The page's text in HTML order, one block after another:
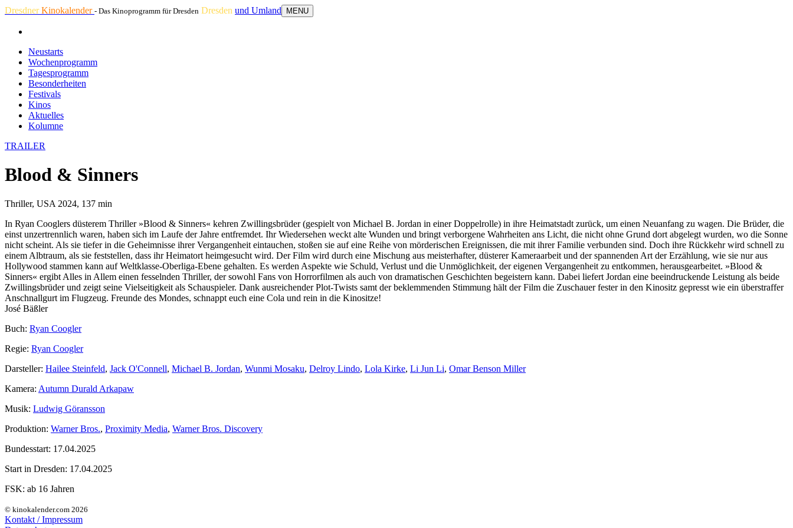
DresdnerKinokalender - Das Kinoprogramm für Dresden Dresden und Umland MENU
Neustarts
Wochenprogramm
Tagesprogramm
Besonderheiten
Festivals
Kinos
Aktuelles
Kolumne
TRAILER
Blood & Sinners
Thriller, USA 2024, 137 min
In Ryan Cooglers düsterem Thriller »Blood & Sinners« kehren Zwillingsbrüder (gespielt von Michael B. Jordan in einer Doppelrolle) in ihre Heimatstadt zurück, um einen Neuanfang zu wagen. Die Brüder, die
einst unzertrennlich waren, haben sich im Laufe der Jahre entfremdet. Ihr Wiedersehen weckt alte Wunden und bringt verborgene Wahrheiten ans Licht, die nicht ohne Grund dort abgelegt wurden, wo die Sonne
nicht scheint. Als sie tiefer in die Geheimnisse ihrer Vergangenheit eintauchen, stoßen sie auf eine Reihe von mörderischen Ereignissen, die mit ihrer Familie verbunden sind. Doch ihre Rückkehr wird schnell zu
einem Albtraum, als sie feststellen, dass ihr Heimatort heimgesucht wird. Der Film wird durch eine Mischung aus meisterhafter, düsterer Kameraarbeit und der spannenden Art der Erzählung, wie sie nur aus
Hollywood stammen kann auf Weltklasse-Oberliga-Ebene gehalten. Es werden Aspekte wie Schuld, Verlust und die Unmöglichkeit, der eigenen Vergangenheit zu entkommen, herausgearbeitet. »Blood &
Sinners« ergibt Alles in Allem einen fesselnden Thriller, der sowohl Fans von Horrorfilmen als auch von dramatischen Geschichten begeistern kann. Dabei liefert Jordan eine beeindruckende Leistung als beide
Zwillingsbrüder und zeigt seine Vielseitigkeit als Schauspieler. Dank ausreichender Plot-Twists samt der beklemmenden Stimmung hält der Film die Zuschauer fester in den Kinositz gepresst wie ein überstraffer
Anschnallgurt im Flugzeug. Freunde des Mondes, schnappt euch eine Cola und rein in die Kinositze!
José Bäßler
Buch: Ryan Coogler
Regie: Ryan Coogler
Darsteller: Hailee Steinfeld, Jack O'Connell, Michael B. Jordan, Wunmi Mosaku, Delroy Lindo, Lola Kirke, Li Jun Li, Omar Benson Miller
Kamera: Autumn Durald Arkapaw
Musik: Ludwig Göransson
Produktion: Warner Bros., Proximity Media, Warner Bros. Discovery
Bundesstart: 17.04.2025
Start in Dresden: 17.04.2025
FSK: ab 16 Jahren
© kinokalender.com 2026
Kontakt / Impressum